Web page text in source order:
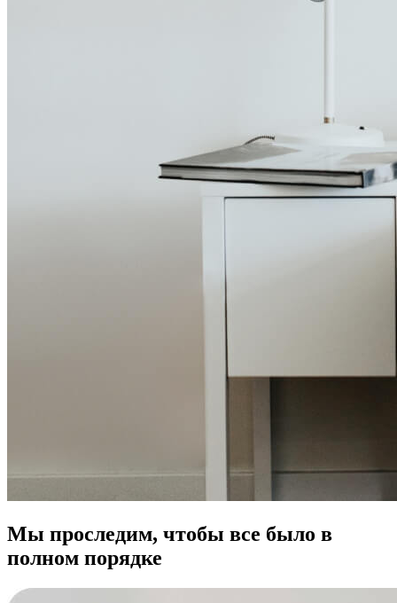
Мы проследим, чтобы все было в
полном порядке